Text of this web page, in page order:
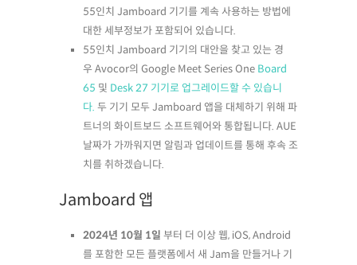
55인치 Jamboard 기기를 계속 사용하는 방법에
대한 세부정보가 포함되어 있습니다.
55인치 Jamboard 기기의 대안을 찾고 있는 경
우 Avocor의 Google Meet Series One Board
65 및 Desk 27 기기로 업그레이드할 수 있습니
다. 두 기기 모두 Jamboard 앱을 대체하기 위해 파
트너의 화이트보드 소프트웨어와 통합됩니다. AUE
날짜가 가까워지면 알림과 업데이트를 통해 후속 조
치를 취하겠습니다.
Jamboard 앱
2024년 10월 1일 부터 더 이상 웹, iOS, Android
를 포함한 모든 플랫폼에서 새 Jam을 만들거나 기